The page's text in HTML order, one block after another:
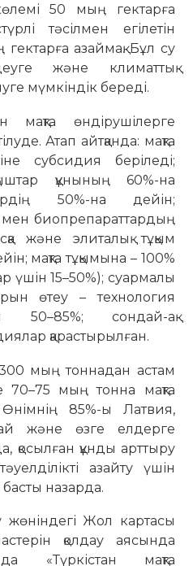
50 мың гектарға
тәсілмен егілетін
гектарға азаймақ. Бұл су
және климаттық
мүмкіндік береді.
мақта өндірушілерге
Атап айтқанда: мақта
субсидия беріледі;
құнының 60%-на
50%-на дейін;
мен биопрепараттардың
және элиталық тұқым
мақта тұқымына – 100%
үшін 15–50%); суармалы
өтеу – технология
50–85%; сондай-ақ
қарастырылған.
мың тоннадан астам
70–75 мың тонна мақта
85%-ы Латвия,
және өзге елдерге
қосылған құнды арттыру
азайту үшін
назарда.
жөніндегі Жол картасы
қолдау аясында
«Түркістан мақта